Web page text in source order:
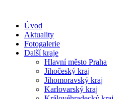
Úvod
Aktuality
Fotogalerie
Další kraje
Hlavní město Praha
Jihočeský kraj
Jihomoravský kraj
Karlovarský kraj